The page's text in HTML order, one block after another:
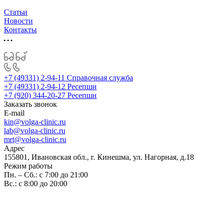
Статьи
Новости
Контакты
+7 (49331) 2-94-11 Справочная служба
+7 (49331) 2-94-12 Ресепшн
+7 (920) 344-20-27 Ресепшн
Заказать звонок
E-mail
kin@volga-clinic.ru
lab@volga-clinic.ru
mrt@volga-clinic.ru
Адрес
155801, Ивановская обл., г. Кинешма, ул. Нагорная, д.18
Режим работы
Пн. – Сб.: с 7:00 до 21:00
Вс.: с 8:00 до 20:00